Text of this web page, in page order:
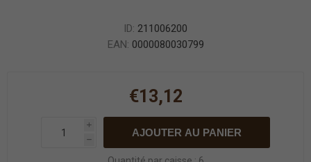
ID: 211006200
EAN: 0000080030799
€13,12
i
h
AJOUTER AU PANIER